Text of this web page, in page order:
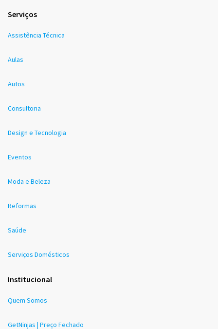
Serviços
Assistência Técnica
Aulas
Autos
Consultoria
Design e Tecnologia
Eventos
Moda e Beleza
Reformas
Saúde
Serviços Domésticos
Institucional
Quem Somos
GetNinjas | Preço Fechado